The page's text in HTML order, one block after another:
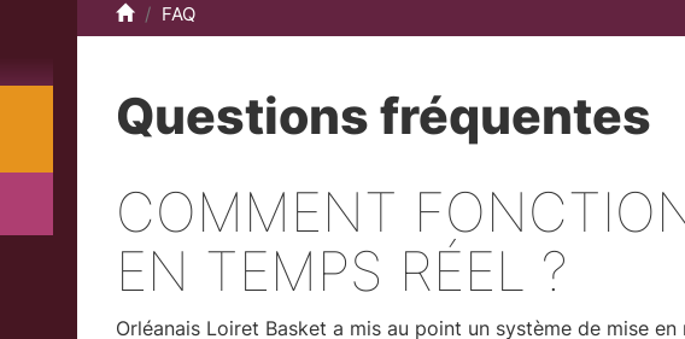
Accueil
FAQ
Questions fréquentes
COMMENT
EN TEMPS RÉEL ?
Orléanais Loiret Basket a mis au point un système de mise